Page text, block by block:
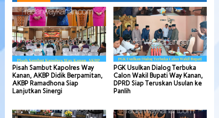
Pisah Sambut Kapolres Way
Kanan, AKBP Didik Berpamitan,
AKBP Ramadhona Siap
Lanjutkan Sinergi
PGK Usulkan Dialog Terbuka
Calon Wakil Bupati Way Kanan,
DPRD Siap Teruskan Usulan ke
Panlih